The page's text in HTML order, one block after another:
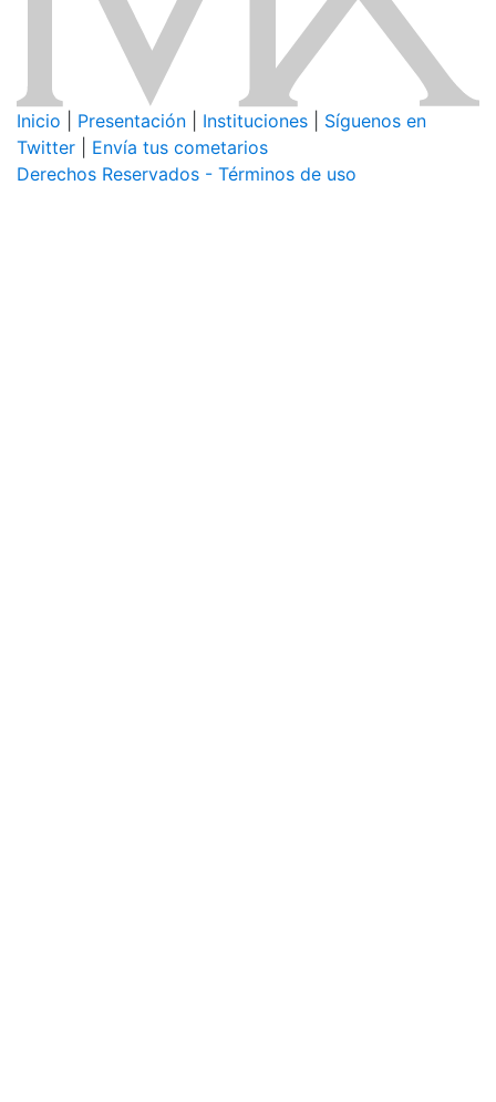
Inicio Presentación Instituciones
Síguenos en
Twitter
Envía tus cometarios
Derechos Reservados - Términos de uso